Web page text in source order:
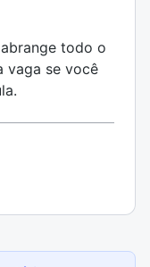
todo o
vaga se você